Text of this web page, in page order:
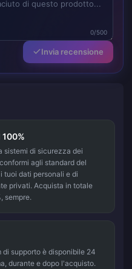
0/500
Invia recensione
sistemi di sicurezza dei
agli standard del
tuoi dati personali e di
privati. Acquista in totale
sempre.
supporto è disponibile 24
durante e dopo l'acquisto.